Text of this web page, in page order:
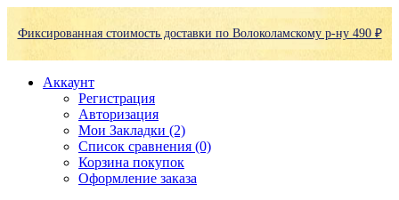
Фиксированная стоимость доставки по Волоколамскому р-ну 490 ₽
Аккаунт
Регистрация
Авторизация
Мои Закладки (2)
Список сравнения (0)
Корзина покупок
Оформление заказа